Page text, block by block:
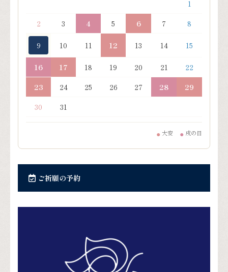
1
2
3 4 5 6 7 8
9 10 11 12 13 14 15
16 17 18 19 20 21
22
23
24 25 26 27 28
29
30
31
● 大安 ● 戌の日
ご祈願の予約